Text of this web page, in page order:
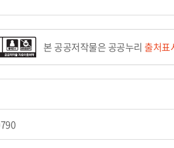
본 공공저작물은 공공누리 출처표